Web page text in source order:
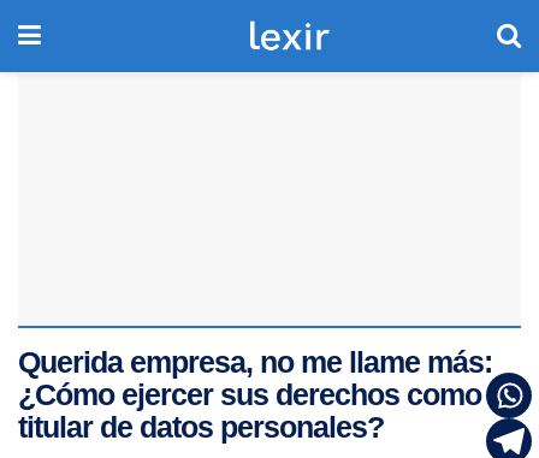
Querida empresa, no me llame más:
¿Cómo ejercer sus derechos como
titular de datos personales?